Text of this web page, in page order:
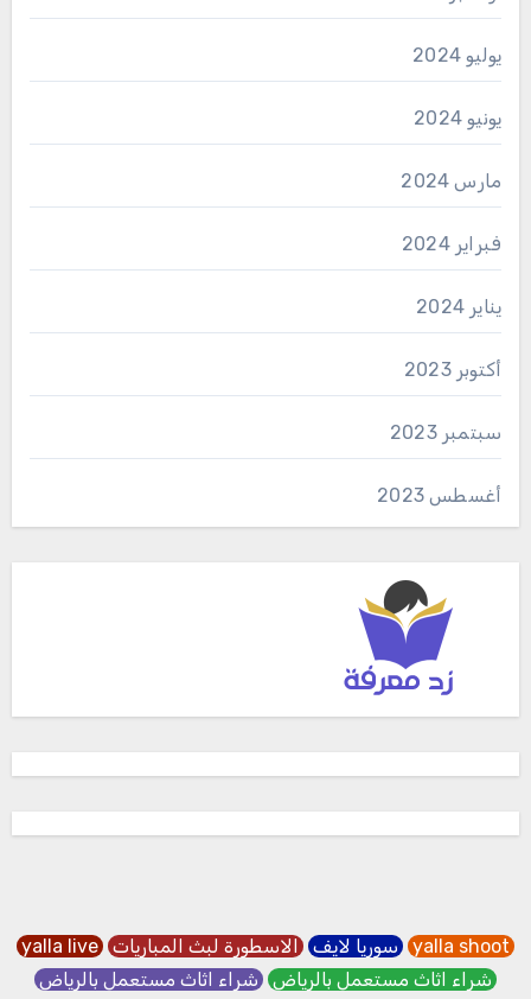
يوليو 2024
يونيو 2024
مارس 2024
فبراير 2024
يناير 2024
أكتوبر 2023
سبتمبر 2023
أغسطس 2023
yalla shoot سوريا لايف الاسطورة لبث المباريات yalla live
شراء اثاث مستعمل بالرياض شراء اثاث مستعمل بالرياض